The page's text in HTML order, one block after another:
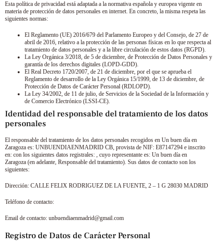
Esta política de privacidad está adaptada a la normativa española y europea vigente en
materia de protección de datos personales en internet. En concreto, la misma respeta las
siguientes normas:
El Reglamento (UE) 2016/679 del Parlamento Europeo y del Consejo, de 27 de
abril de 2016, relativo a la protección de las personas físicas en lo que respecta al
tratamiento de datos personales y a la libre circulación de estos datos (RGPD).
La Ley Orgánica 3/2018, de 5 de diciembre, de Protección de Datos Personales y
garantía de los derechos digitales (LOPD-GDD).
El Real Decreto 1720/2007, de 21 de diciembre, por el que se aprueba el
Reglamento de desarrollo de la Ley Orgánica 15/1999, de 13 de diciembre, de
Protección de Datos de Carácter Personal (RDLOPD).
La Ley 34/2002, de 11 de julio, de Servicios de la Sociedad de la Información y
de Comercio Electrónico (LSSI-CE).
Identidad del responsable del tratamiento de los datos
personales
El responsable del tratamiento de los datos personales recogidos en Un buen día en
Zaragoza es: UNBUENDIAENMADRID CB, provista de NIF: E87147294 e inscrito
en: con los siguientes datos registrales: , cuyo representante es: Un buen día en
Zaragoza (en adelante, Responsable del tratamiento). Sus datos de contacto son los
siguientes:
Dirección: CALLE FELIX RODRIGUEZ DE LA FUENTE, 2 – 1 G 28030 MADRID
Teléfono de contacto:
Email de contacto: unbuendiaenmadrid@gmail.com
Registro de Datos de Carácter Personal